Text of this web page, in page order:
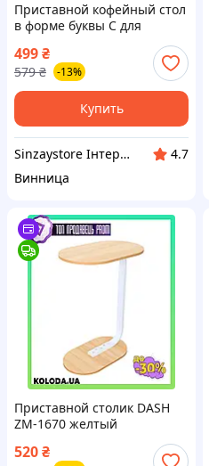
Приставной кофейный стол
в форме буквы C для
дивана и ноутбука 40×30×60
см из ДСП и металла
499₴
579 ₴ -13%
Купить
Sinzaystore Інтернет магазин
4.7
Винница
Приставной столик DASH
ZM-1670 желтый
компактный журнальный
35х30х57 см
520₴